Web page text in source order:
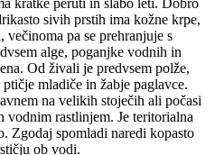
sivih prstih ima kožne krpe,
pa se prehranjuje s
alge, poganjke vodnih in
Od živali je predvsem polže,
mladiče in žabje paglavce.
na velikih stoječih ali počasi
rastlinjem. Je teritorialna
Zgodaj spomladi naredi kopasto
ob vodi.